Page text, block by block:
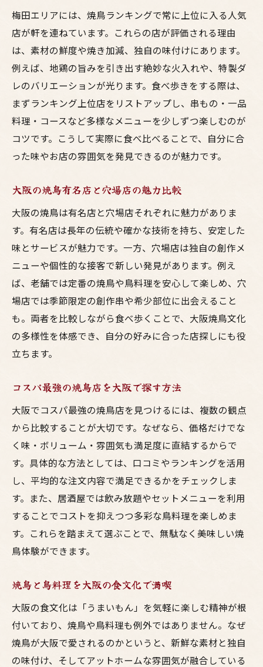
梅田エリアには、焼鳥ランキングで常に上位に入る人気
店が軒を連ねています。これらの店が評価される理由
は、素材の鮮度や焼き加減、独自の味付けにあります。
例えば、地鶏の旨みを引き出す絶妙な火入れや、特製ダ
レのバリエーションが光ります。食べ歩きをする際は、
まずランキング上位店をリストアップし、串もの・一品
料理・コースなど多様なメニューを少しずつ楽しむのが
コツです。こうして実際に食べ比べることで、自分に合
った味やお店の雰囲気を発見できるのが魅力です。
大阪の焼鳥有名店と穴場店の魅力比較
大阪の焼鳥は有名店と穴場店それぞれに魅力がありま
す。有名店は長年の伝統や確かな技術を持ち、安定した
味とサービスが魅力です。一方、穴場店は独自の創作メ
ニューや個性的な接客で新しい発見があります。例え
ば、老舗では定番の焼鳥や鳥料理を安心して楽しめ、穴
場店では季節限定の創作串や希少部位に出会えること
も。両者を比較しながら食べ歩くことで、大阪焼鳥文化
の多様性を体感でき、自分の好みに合った店探しにも役
立ちます。
コスパ最強の焼鳥店を大阪で探す方法
大阪でコスパ最強の焼鳥店を見つけるには、複数の観点
から比較することが大切です。なぜなら、価格だけでな
く味・ボリューム・雰囲気も満足度に直結するからで
す。具体的な方法としては、口コミやランキングを活用
し、平均的な注文内容で満足できるかをチェックしま
す。また、居酒屋では飲み放題やセットメニューを利用
することでコストを抑えつつ多彩な鳥料理を楽しめま
す。これらを踏まえて選ぶことで、無駄なく美味しい焼
鳥体験ができます。
焼鳥と鳥料理を大阪の食文化で満喫
大阪の食文化は「うまいもん」を気軽に楽しむ精神が根
付いており、焼鳥や鳥料理も例外ではありません。なぜ
焼鳥が大阪で愛されるのかというと、新鮮な素材と独自
の味付け、そしてアットホームな雰囲気が融合している